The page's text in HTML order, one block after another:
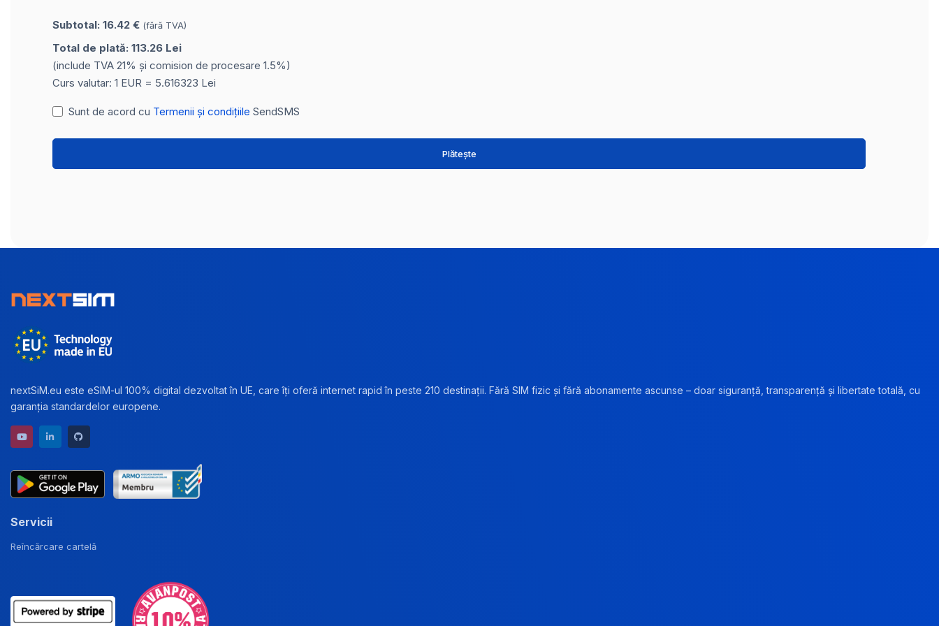
Subtotal: 16.42 € (fără TVA)
Total de plată: 113.26 Lei
(include TVA 21% și comision de procesare 1.5%)
Curs valutar: 1 EUR = 5.616323 Lei
Sunt de acord cu Termenii și condițiile SendSMS
Plătește
nextSiM.eu este eSIM-ul 100% digital dezvoltat în UE, care îți oferă internet rapid în peste 210 destinații. Fără SIM fizic și fără abonamente ascunse – doar siguranță, transparență și libertate totală, cu
garanția standardelor europene.
YouTube channel
LinkedIn profile
Servicii
Reîncărcare cartelă